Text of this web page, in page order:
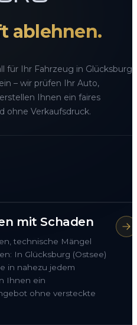
ablehnen.
für Ihr Fahrzeug in Glücksburg
– wir prüfen Ihr Auto,
Ihnen ein faires
ohne Verkaufsdruck.
mit Schaden
technische Mängel
In Glücksburg (Ostsee)
in nahezu jedem
Ihnen ein
ohne versteckte